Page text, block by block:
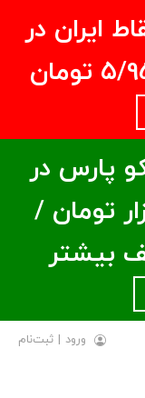
ایران در
پارس در
بالای ۶00 هزار تومان /
بیشتر
ورود | ثبت‌نام